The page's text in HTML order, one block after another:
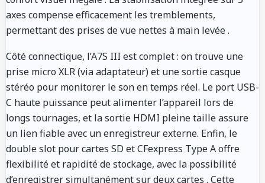
axes compense efficacement les tremblements,
permettant des prises de vue nettes à main levée.
Côté connectique, l’A7S III est complet : on trouve une
prise micro XLR (via adaptateur) et une sortie casque
stéréo pour monitorer le son en temps réel. Le port USB-
C haute puissance peut alimenter l’appareil lors de
longs tournages, et la sortie HDMI pleine taille assure
un lien fiable avec un enregistreur externe. Enfin, le
double slot pour cartes SD et CFexpress Type A offre
flexibilité et rapidité de stockage, avec la possibilité
d’enregistrer simultanément sur deux cartes . Cette